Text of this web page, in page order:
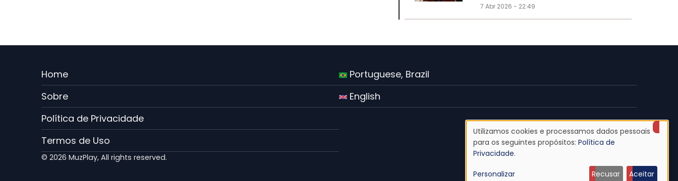
7 Abr 2026 - 22:49
Menu
Rodape
PT
Home
Sobre
Política de Privacidade
Termos de Uso
Portuguese, Brazil
English
© 2026 MuzPlay, All rights reserved.
Uso
de
Utilizamos cookies e processamos dados pessoais
para os seguintes propósitos: Política de
Privacidade.
Personalizar Recusar Aceitar